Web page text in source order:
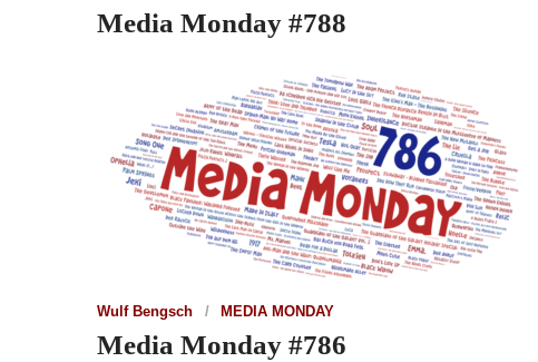
Media Monday #788
Wulf Bengsch MEDIA MONDAY
Media Monday #786